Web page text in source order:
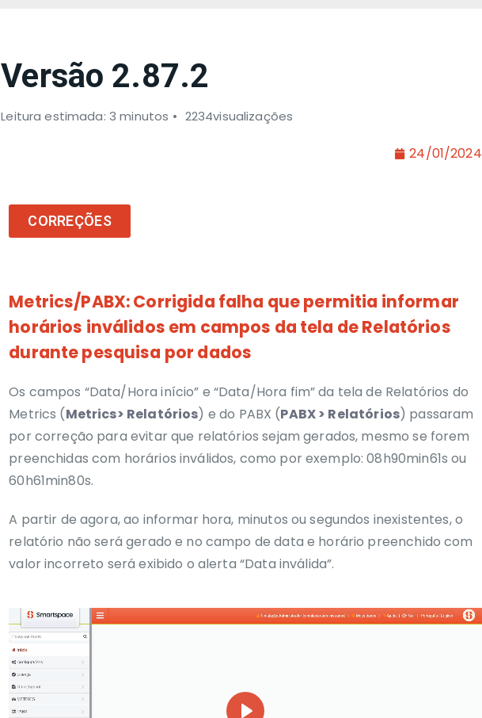
Versão 2.87.2
Leitura estimada: 3 minutos 2234visualizações
24/01/2024
CORREÇÕES
Metrics/PABX: Corrigida falha que permitia informar
horários inválidos em campos da tela de Relatórios
durante pesquisa por dados
Os campos “Data/Hora início” e “Data/Hora fim” da tela de Relatórios do
Metrics (Metrics> Relatórios) e do PABX (PABX > Relatórios) passaram
por correção para evitar que relatórios sejam gerados, mesmo se forem
preenchidas com horários inválidos, como por exemplo: 08h90min61s ou
60h61min80s.
A partir de agora, ao informar hora, minutos ou segundos inexistentes, o
relatório não será gerado e no campo de data e horário preenchido com
valor incorreto será exibido o alerta “Data inválida”.